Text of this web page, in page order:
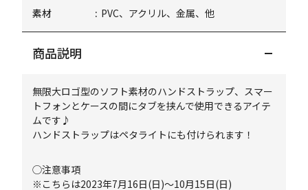
素材
PVC、アクリル、金属、他
商品説明
無限大ロゴ型のソフト素材のハンドストラップ、スマー
トフォンとケースの間にタブを挟んで使用できるアイテ
ムです♪
ハンドストラップはペタライトにも付けられます！
◯注意事項
※こちらは2023年7月16日(日)～10月15日(日)